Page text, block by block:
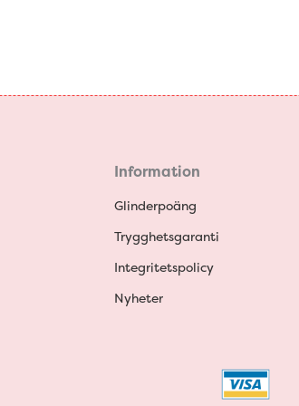
Information
Glinderpoäng
Trygghetsgaranti
Integritetspolicy
Nyheter